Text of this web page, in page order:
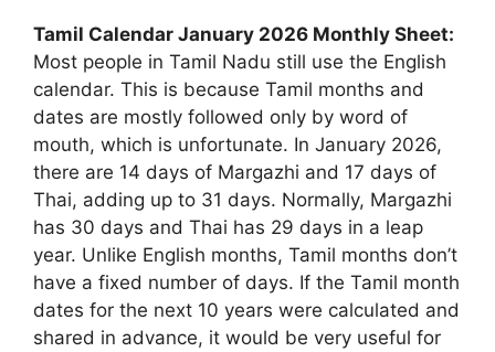
Tamil Calendar January 2026 Monthly Sheet:
Most people in Tamil Nadu still use the English
calendar. This is because Tamil months and
dates are mostly followed only by word of
mouth, which is unfortunate. In January 2026,
there are 14 days of Margazhi and 17 days of
Thai, adding up to 31 days. Normally, Margazhi
has 30 days and Thai has 29 days in a leap
year. Unlike English months, Tamil months don’t
have a fixed number of days. If the Tamil month
dates for the next 10 years were calculated and
shared in advance, it would be very useful for